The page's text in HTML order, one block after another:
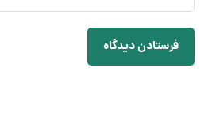
فرستادن دیدگاه